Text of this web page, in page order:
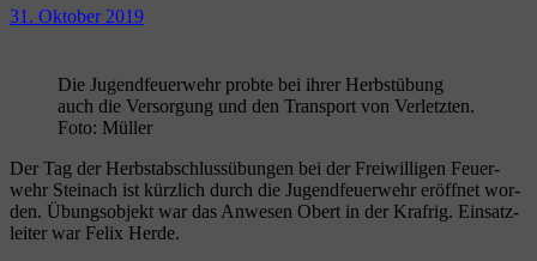
31. Oktober 2019
Die Jugendfeuerwehr probte bei ihrer Herbstübung
auch die Versorgung und den Transport von Verletzten.
Foto: Müller
Der Tag der Herbst­ab­schluss­übun­gen bei der Frei­wil­li­gen Feu­er­
wehr Stein­ach ist kürz­lich durch die Jugend­feu­er­wehr eröff­net wor­
den. Übungs­ob­jekt war das Anwe­sen Obert in der Krafrig. Ein­satz­
lei­ter war Felix Herde.